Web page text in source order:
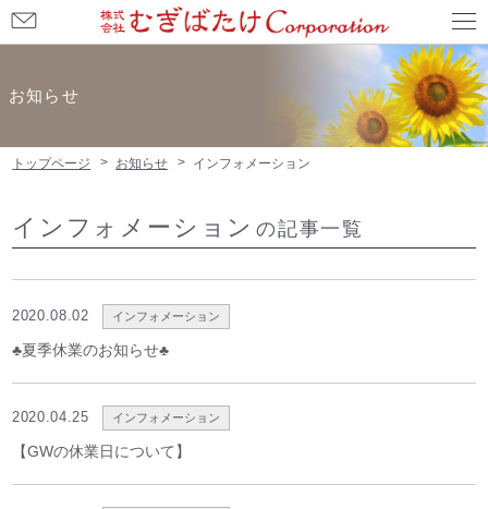
問
合
せ
お知らせ
トップページ お知らせ インフォメーション
インフォメーション の記事一覧
2020.08.02 インフォメーション
♣夏季休業のお知らせ♣
2020.04.25 インフォメーション
【GWの休業日について】